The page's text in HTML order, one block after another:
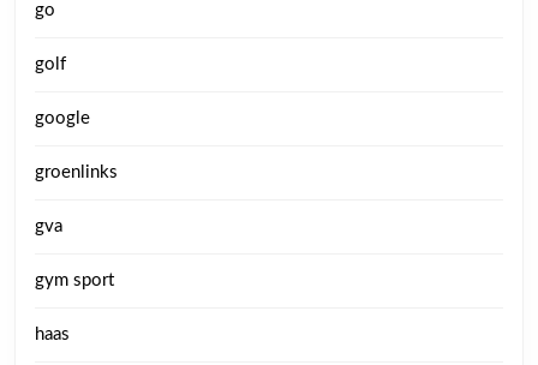
go
golf
google
groenlinks
gva
gym sport
haas